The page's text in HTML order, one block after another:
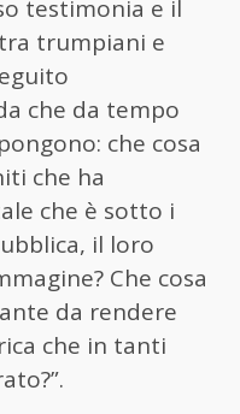
testimonia e il
trumpiani e
che da tempo
che cosa
che ha
che è sotto i
il loro
Che cosa
da rendere
che in tanti